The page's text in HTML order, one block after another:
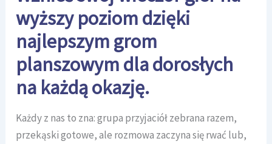
wyższy poziom dzięki
najlepszym grom
planszowym dla dorosłych
na każdą okazję.
Każdy z nas to zna: grupa przyjaciół zebrana razem,
przekąski gotowe, ale rozmowa zaczyna się rwać lub,